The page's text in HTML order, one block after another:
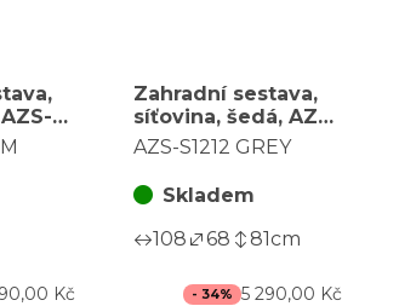
Kč
Zahradní sestava,
síťovina, šedá, AZS-
S1212 GREY
AZS-S1212 GREY
Skladem
108
68 81cm
- 34% 5 290,00 Kč